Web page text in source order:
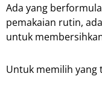
Ada yang
pemakaian rutin,
untuk
Untuk memilih yang